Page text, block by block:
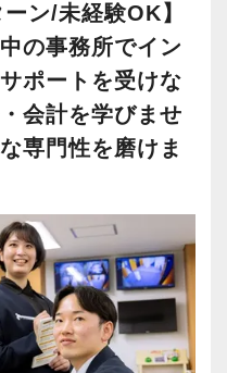
ン/未経験OK】
の事務所でイン
ポートを受けな
会計を学びませ
専門性を磨けま